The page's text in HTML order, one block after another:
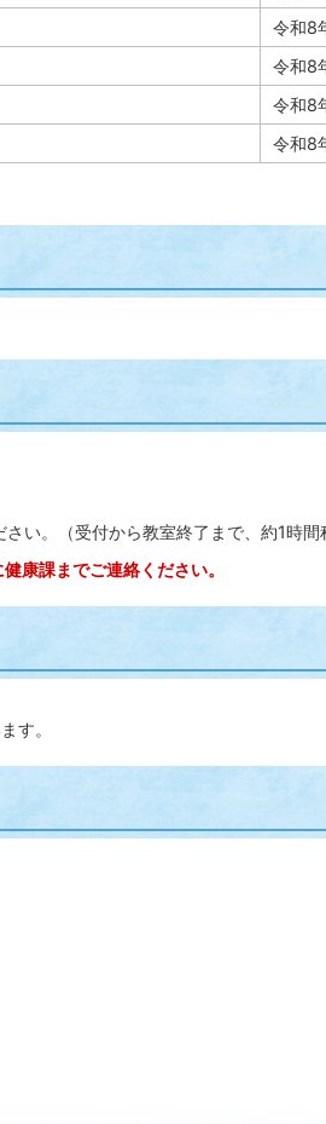
令和8
令和8
令和8
令和8
い。（受付から教室終了まで、約1時間
康課までご連絡ください。
す。